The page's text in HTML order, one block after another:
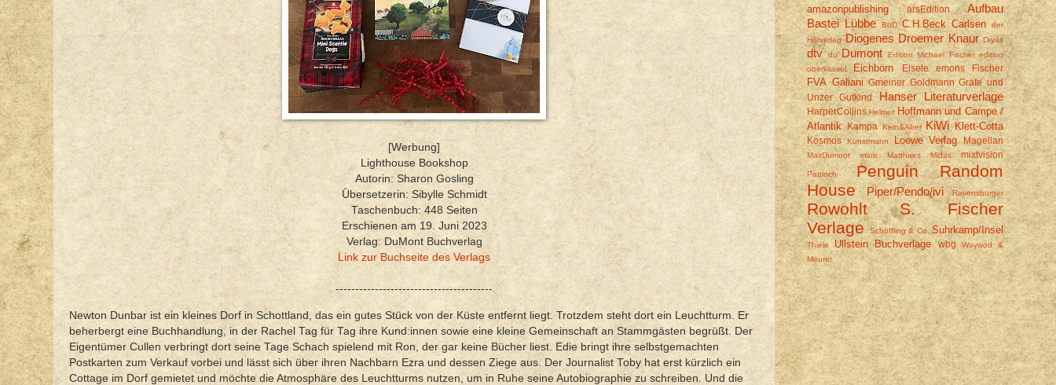
[Werbung]
Lighthouse Bookshop
Autorin: Sharon Gosling
Übersetzerin: Sibylle Schmidt
Taschenbuch: 448 Seiten
Erschienen am 19. Juni 2023
Verlag: DuMont Buchverlag
Link zur Buchseite des Verlags
----------------------------------------
Newton Dunbar ist ein kleines Dorf in Schottland, das ein gutes Stück von der Küste entfernt liegt. Trotzdem steht dort ein Leuchtturm. Er
beherbergt eine Buchhandlung, in der Rachel Tag für Tag ihre Kund:innen sowie eine kleine Gemeinschaft an Stammgästen begrüßt. Der
Eigentümer Cullen verbringt dort seine Tage Schach spielend mit Ron, der gar keine Bücher liest. Edie bringt ihre selbstgemachten
Postkarten zum Verkauf vorbei und lässt sich über ihren Nachbarn Ezra und dessen Ziege aus. Der Journalist Toby hat erst kürzlich ein
Cottage im Dorf gemietet und möchte die Atmosphäre des Leuchtturms nutzen, um in Ruhe seine Autobiographie zu schreiben. Und die
amazonpublishing arsEdition
Aufbau
Bastei Lübbe
BoD C.H.Beck Carlsen
der
Hörverlag Diogenes Droemer Knaur Dryas
dtv du Dumont Edition Michael Fischer edition
oberkassel
Eichborn Eisele emons Fischer
FVA Galiani Gmeiner Goldmann Gräfe und
Unzer
Gutkind Hanser Literaturverlage
HarperCollins Helmer Hoffmann und Campe /
Atlantik
Kampa Kein&Aber KiWi Klett-Cotta
Kosmos Kunstmann Loewe Verlag Magellan
MairDumont mare Matthaes Midas mixtvision
Pattloch
Penguin Random
House
Piper/Pendo/ivi Ravensburger
Rowohlt
S. Fischer
Verlage
Schöffling & Co. Suhrkamp/Insel
Thiele Ullstein Buchverlage wbg
Woywod &
Meurer